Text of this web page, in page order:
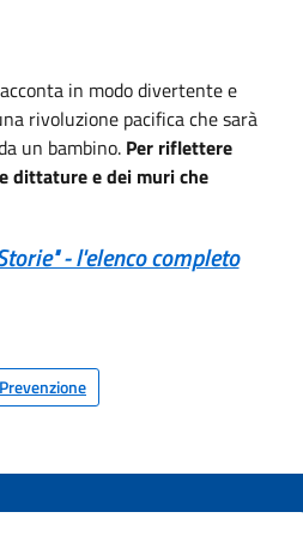
in modo divertente e
rivoluzione pacifica che sarà
un bambino. Per riflettere
dittature e dei muri che
- l'elenco completo